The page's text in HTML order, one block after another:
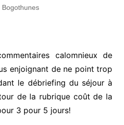
Bogothunes
calomnieux de
enjoignant de ne point trop
le débriefing du séjour à
de la rubrique coût de la
3 pour 5 jours!